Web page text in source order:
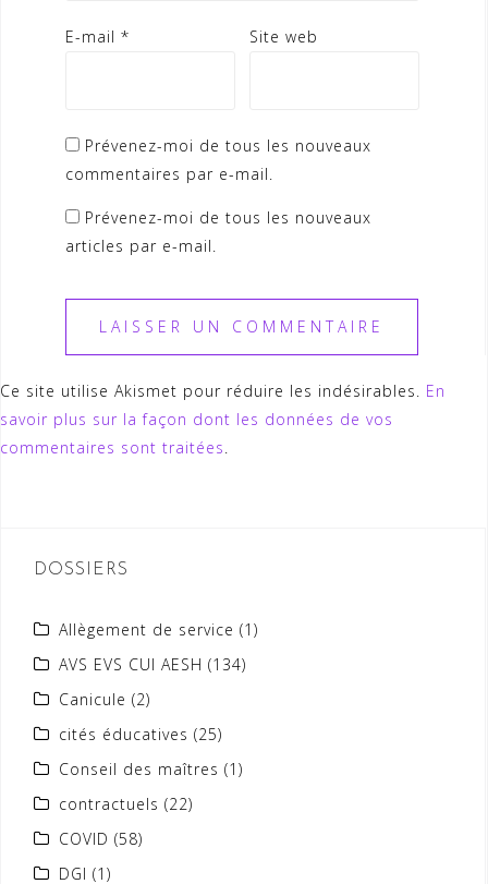
E-mail * Site web
Prévenez-moi de tous les nouveaux
commentaires par e-mail.
Prévenez-moi de tous les nouveaux
articles par e-mail.
Ce site utilise Akismet pour réduire les indésirables. En
savoir plus sur la façon dont les données de vos
commentaires sont traitées.
DOSSIERS
Allègement de service (1)
AVS EVS CUI AESH (134)
Canicule (2)
cités éducatives (25)
Conseil des maîtres (1)
contractuels (22)
COVID (58)
DGI (1)